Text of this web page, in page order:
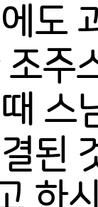
도
주
스
된
하